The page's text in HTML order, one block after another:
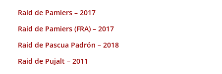
Raid de Pamiers – 2017
Raid de Pamiers (FRA) – 2017
Raid de Pascua Padrón – 2018
Raid de Pujalt – 2011